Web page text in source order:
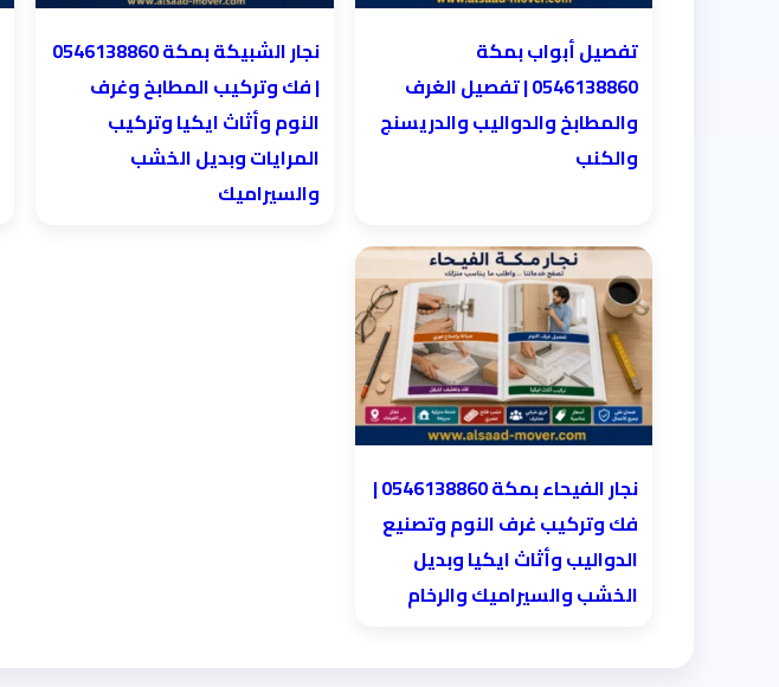
تفصيل أبواب بمكة
0546138860 | تفصيل الغرف
والمطابخ والدواليب والدريسنج
والكنب
| فك وتركيب المطابخ وغرف
النوم وأثاث ايكيا وتركيب
المرايات وبديل الخشب
والسيراميك
نجار الفيحاء بمكة 0546138860⁩ |
فك وتركيب غرف النوم وتصنيع
الدواليب وأثاث ايكيا وبديل
الخشب والسيراميك والرخام